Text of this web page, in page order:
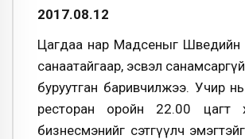
2017.08.12
Цагдаа нар Мадсеныг Шведийн
санаатайгаар, эсвэл санамсаргүй
буруутган баривчилжээ. Учир
ресторан оройн 22.00 цагт
бизнесмэнийг сэтгүүлч эмэгтэйг